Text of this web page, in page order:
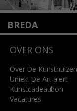
BREDA
4818 SB Breda
info@kunsthuisbreda.nl
Lees meer
OVER ONS
Over De Kunsthuizen
Uniek! De Art alert
Kunstcadeaubon
Vacatures